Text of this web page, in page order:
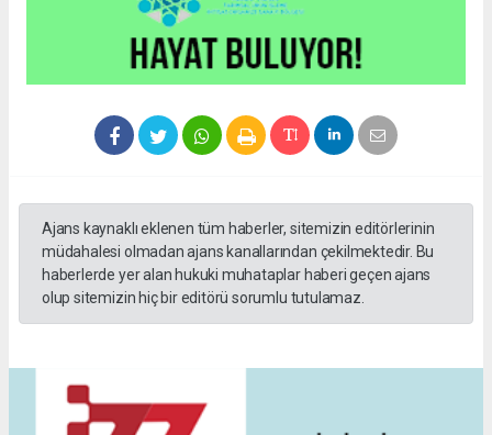
Ajans kaynaklı eklenen tüm haberler, sitemizin editörlerinin
müdahalesi olmadan ajans kanallarından çekilmektedir. Bu
haberlerde yer alan hukuki muhataplar haberi geçen ajans
olup sitemizin hiç bir editörü sorumlu tutulamaz.